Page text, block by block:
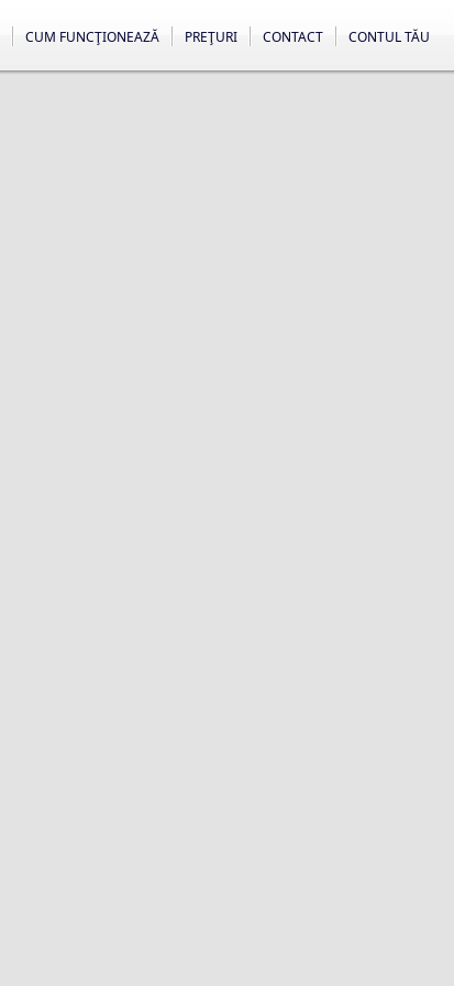
CONTUL TĂU
CONTACT
PREŢURI
CUM FUNCŢIONEAZĂ